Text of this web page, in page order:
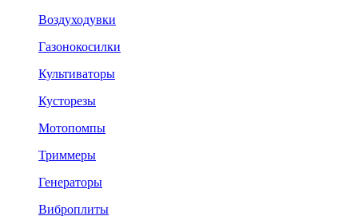
Воздуходувки
Газонокосилки
Культиваторы
Кусторезы
Мотопомпы
Триммеры
Генераторы
Виброплиты